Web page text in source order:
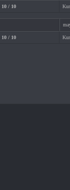
10 / 10
10 / 10